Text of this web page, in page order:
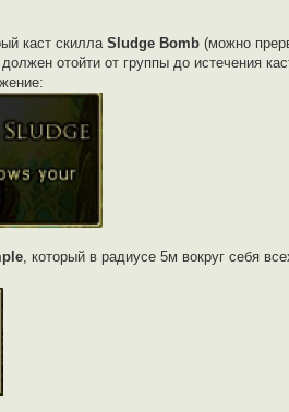
каст скилла Sludge Bomb (можно
отойти от группы до истечения
, который в радиусе 5м вокруг себя